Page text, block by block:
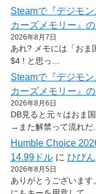
Steamで『デジモ
カーズメモリー』
2026年8月7日
あれ? メモには「おま
$4 ! と思っ…
Steamで『デジモ
カーズメモリー』
2026年8月6日
DB見ると元々はおま
→また解禁って流れだ…
Humble Choice
14.99ドルに ひびん
2026年8月5日
ありがとうございま